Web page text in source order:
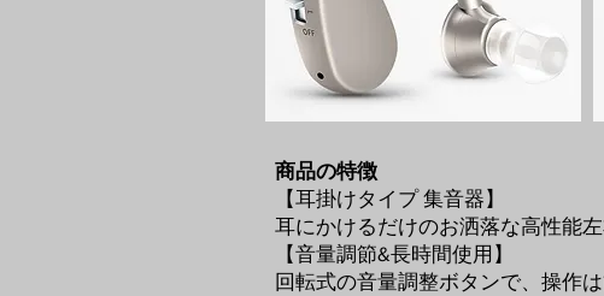
商品の特徴
【耳掛けタイプ 集音器】
耳にかけるだけのお洒落な高性能
【音量調節&長時間使用】
回転式の音量調整ボタンで、操作